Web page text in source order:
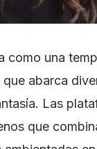
como una
abarca
Las
que